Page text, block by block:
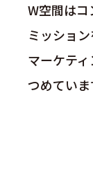
W空間はコ
ミッション
マーケテ
つめていま